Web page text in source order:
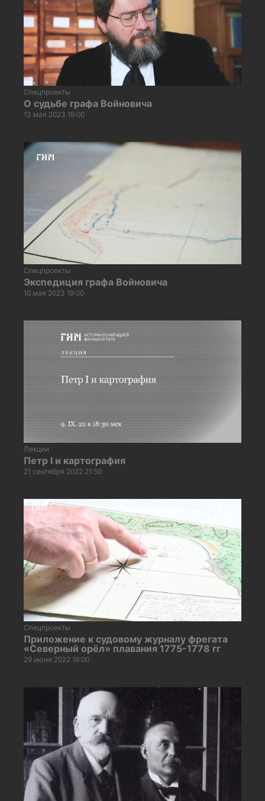
Спецпроекты
О судьбе графа Войновича
13 мая 2023 19:00
Спецпроекты
Экспедиция графа Войновича
10 мая 2023 19:00
Лекции
Петр I и картография
21 сентября 2022 21:50
Спецпроекты
Приложение к судовому журналу фрегата
«Северный орёл» плавания 1775-1778 гг
29 июня 2022 19:00